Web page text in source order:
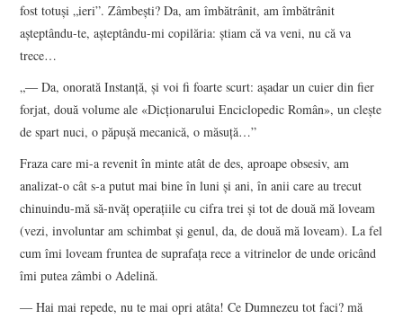
fost totuși „ieri”. Zâmbești? Da, am îmbătrânit, am îmbătrânit
așteptându-te, așteptându-mi copilăria: știam că va veni, nu că va
trece…
„― Da, onorată Instanță, și voi fi foarte scurt: așadar un cuier din fier
forjat, două volume ale «Dicționarului Enciclopedic Român», un clește
de spart nuci, o păpușă mecanică, o măsuță…”
Fraza care mi-a revenit în minte atât de des, aproape obsesiv, am
analizat-o cât s-a putut mai bine în luni și ani, în anii care au trecut
chinuindu-mă să-nvăț operațiile cu cifra trei și tot de două mă loveam
(vezi, involuntar am schimbat și genul, da, de două mă loveam). La fel
cum îmi loveam fruntea de suprafața rece a vitrinelor de unde oricând
îmi putea zâmbi o Adelină.
― Hai mai repede, nu te mai opri atâta! Ce Dumnezeu tot faci? mă